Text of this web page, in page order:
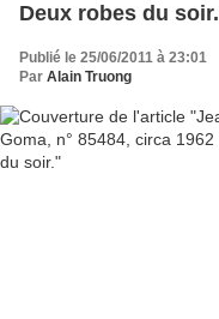
Deux robes du soir.
Publié le 25/06/2011 à 23:01
Par Alain Truong